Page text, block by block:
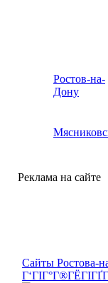
Ростов-на-
Дону
Реклама на сайте
Сайты Ростова-